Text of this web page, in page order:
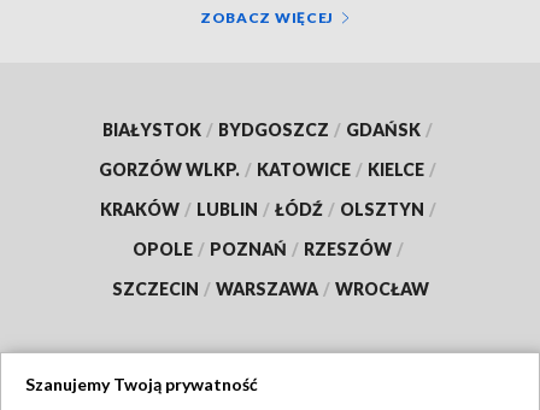
ZOBACZ WIĘCEJ
BIAŁYSTOK / BYDGOSZCZ / GDAŃSK /
GORZÓW WLKP. / KATOWICE / KIELCE /
KRAKÓW / LUBLIN / ŁÓDŹ / OLSZTYN /
OPOLE / POZNAŃ / RZESZÓW /
SZCZECIN / WARSZAWA / WROCŁAW
Szanujemy Twoją prywatność